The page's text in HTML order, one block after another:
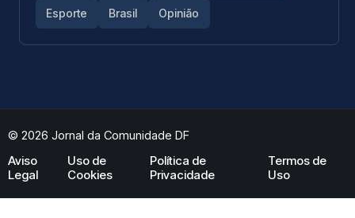
Esporte Brasil Opinião
© 2026 Jornal da Comunidade DF
Aviso
Legal
Uso de
Cookies
Política de
Privacidade
Termos de
Uso